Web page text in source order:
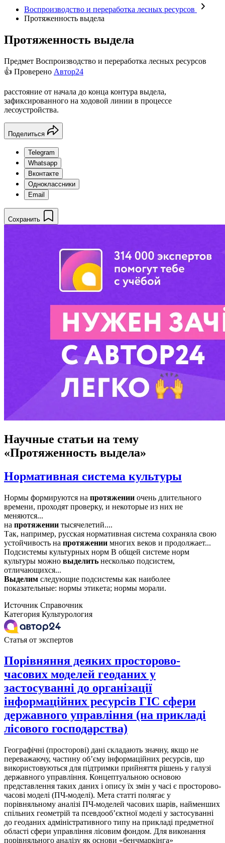
Воспроизводство и переработка лесных ресурсов
Протяженность выдела
Протяженность выдела
Предмет Воспроизводство и переработка лесных ресурсов
👍 Проверено Автор24
расстояние от начала до конца контура выдела,
зафиксированного на ходовой линии в процессе
лесоустройства.
Поделиться
Telegram
Whatsapp
Вконтакте
Одноклассники
Email
Сохранить
Научные статьи на тему
«Протяженность выдела»
Нормативная система культуры
Нормы формируются на протяжении очень длительного
времени, проходят проверку, и некоторые из них не
меняются...
на протяжении тысячелетий....
Так, например, русская нормативная система сохраняла свою
устойчивость на протяжении многих веков и продолжает...
Подсистемы культурных норм В общей системе норм
культуры можно выделить несколько подсистем,
отличающихся...
Выделим следующие подсистемы как наиболее
показательные: нормы этикета; нормы морали.
Источник Справочник
Категория Культурология
Статья от экспертов
Порівняння деяких просторово-
часових моделей геоданих у
застосуванні до організації
інформаційних ресурсів ГІС сфери
державного управління (на прикладі
лісового господарства)
Географічні (просторові) дані складають значну, якщо не
переважаючу, частину об’єму інформаційних ресурсів, що
використовуються для підтримки прийняття рішень у галузі
державного управління. Концептуальною основою
представлення таких даних і опису їх змін у часі є просторово-
часові моделі (ПЧ-моделі). Мета статті полягає у
порівняльному аналізі ПЧ-моделей часових шарів, найменших
спільних геометрій та псевдооб’єктної моделі у застосуванні
до геоданих адміністративного типу на прикладі предметної
області сфери управління лісовим фондом. Для виконання
порівняльного аналізу як основи «бенчмаркінга»